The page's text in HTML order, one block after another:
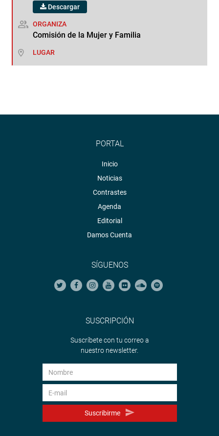
Descargar
ORGANIZA
Comisión de la Mujer y Familia
LUGAR
PORTAL
Inicio
Noticias
Contrastes
Agenda
Editorial
Damos Cuenta
SÍGUENOS
SUSCRIPCIÓN
Suscríbete con tu correo a
nuestro newsletter.
Suscribirme